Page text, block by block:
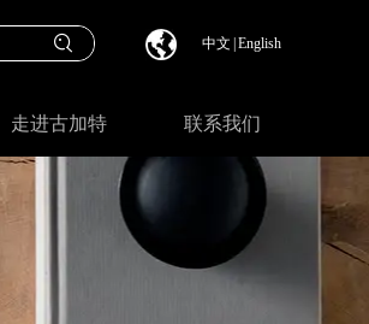
中文 English
走进古加特 联系我们